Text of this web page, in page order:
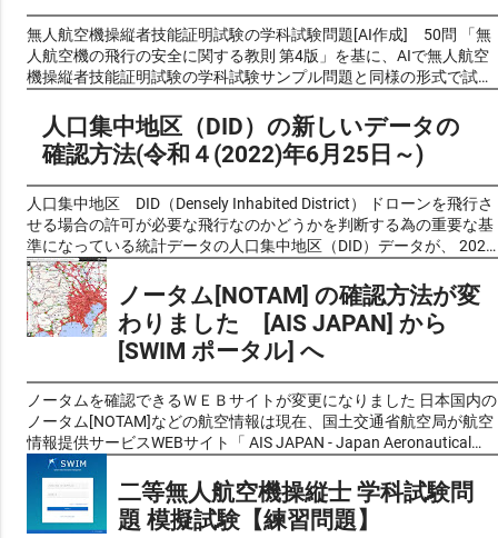
無人航空機操縦者技能証明試験の学科試験問題[AI作成] 50問 「無
人航空機の飛行の安全に関する教則 第4版」を基に、AIで無人航空
機操縦者技能証明試験の学科試験サンプル問題と同様の形式で試験
が好評でしたので、第2弾を作成しました。 リクエストいただきま
したので、 新たに 第3弾 を公開しています。 これらの問題は過去
の出題問題や予想問題ではなく、実際の学科試験と同じく教則の内
容からAIが自動生成したものです。問題の正確性についてはAIによ
る生成後に人的チェックも加えて可能な限り確認しております が、
完全性を保証するものではありません ので、あらかじめご了承くだ
さい。（問題に不備がありましたら 問い合わせフォーム よりご一
報いただければ幸いです。） 最新の無人航空機の飛行の安全に関す
る教則 新しくできた無人航空機操縦者技能証明の制度で「一等無人
航空機操縦士」「二等無人航空機操縦士」の国家試験の学科の教科
書の基になるものです。この教則の内容や範囲から試験問題も作ら
れるています。 令和7年(2025年)2月1日に改訂された、 無人航空機
人航空機の飛行の安全に関する教則（第４版）
https://www.mlit.go.jp/koku/content/001860311.pdf ！注意！：無
人航空機操縦者 技能証明 学科試験の試験問題は2025年4月17日よ
り、第４版をもとに作成されるようになりました。 無⼈航空機操縦
士の学科試験の受験の為の学習資料としてのご利用 は下記の 最新
版「第４版」 をご覧ください。 「無人航空機の飛行の安全に関す
る教則」（第４版）令和７年(2025年)２月１日 【教則学習】 学科
人口集中地区（DID）の新しいデータの
確認方法(令和４(2022)年6月25日～)
人口集中地区 DID（Densely Inhabited District） ドローンを飛行さ
せる場合の許可が必要な飛行なのかどうかを判断する為の重要な基
準になっている統計データの人口集中地区（DID）データが、 2022
年6月25日から これまで利用していた平成27年版から、新しい 令和
2年版 に、変更になりました。 これまで人口集中地区でなかった場
所でも新たに人口集中地区とされている場合や、逆にこれまでDID
地区であった場所でも除外されている場所など、変更されている場
合があるので注意が必要です。 日本の国勢調査において設定される
頭文字を取って「DID」とも呼ばれています。 市区町村の区域内で
人口密度が4,000人/ km² 以上の基本単位区（平成2年（1990年）以
前は調査区）が互いに隣接して人口が5,000人以上となる地区に設
定されます。ただし、空港、港湾、工業地帯、公園など都市的傾向
の強い基本単位区は人口密度が低くても人口集中地区に含まれてい
ます。都市的地域と農村的地域の区分けや、狭義の都市としての市
街地の規模を示す指標として使用されます。 令和2年の国勢調査の
ノータム[NOTAM] の確認方法が変
わりました [AIS JAPAN] から
[SWIM ポータル] へ
ノータムを確認できるＷＥＢサイトが変更になりました 日本国内の
ノータム[NOTAM]などの航空情報は現在、国土交通省航空局が航空
情報提供サービスWEBサイト「 AIS JAPAN - Japan Aeronautical
Information Service Center」 https://aisjapan.mlit.go.jp/ で公開し
ています。このサービスは、 無料で利用できますが、ユーザー登録
とログインが必要となっています。 しかし、 令和7(2025)年1月10
日より 、新しい航空情報共有基盤「 SWIM （System-Wide
二等無人航空機操縦士 学科試験問
題 模擬試験【練習問題】